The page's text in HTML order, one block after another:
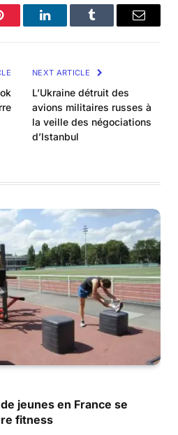
LinkedInTumblr Email
NEXT ARTICLE
L’Ukraine détruit des
avions militaires russes à
la veille des négociations
d’Istanbul
jeunes en France se
fitness